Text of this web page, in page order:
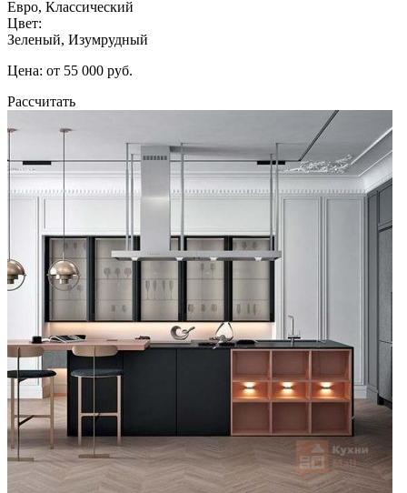
Евро, Классический
Цвет:
Зеленый, Изумрудный
Цена: от 55 000 руб.
Рассчитать